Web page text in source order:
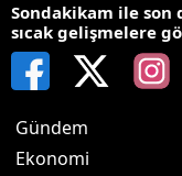
Sondakikam ile
sıcak gelişmelere
Gündem
Ekonomi